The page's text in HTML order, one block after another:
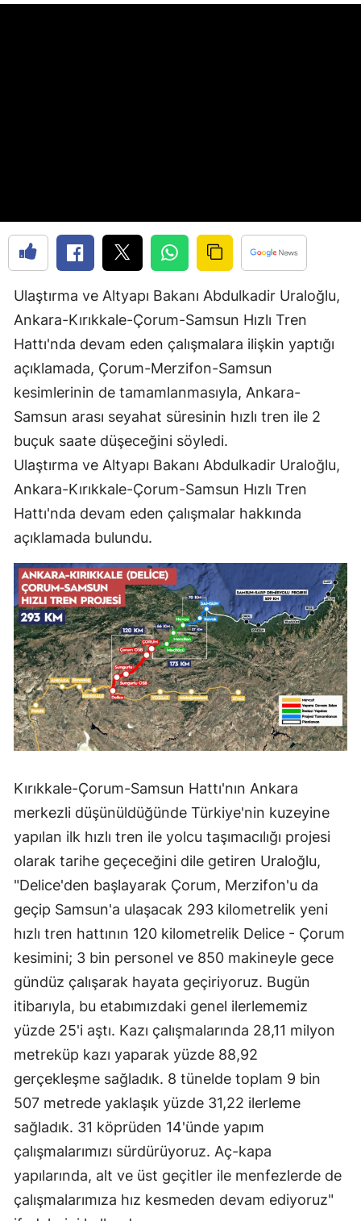
Erzincan
Erzurum
Eskişehir
Gaziantep
Giresun
Gümüşhane
Hakkari
Isparta
Mersin
İzmir
Kars
Kastamonu
Kayseri
Kırklareli
Kırşehir
Kocaeli
Konya
Malatya
Manisa
Kahramanmaraş
Mardin
Muğla
Muş
Nevşehir
Ordu
Rize
Ulaştırma ve Altyapı Bakanı Abdulkadir Uraloğlu,
Ankara-Kırıkkale-Çorum-Samsun Hızlı Tren
Hattı'nda devam eden çalışmalara ilişkin yaptığı
açıklamada, Çorum-Merzifon-Samsun
kesimlerinin de tamamlanmasıyla, Ankara-
Samsun arası seyahat süresinin hızlı tren ile 2
buçuk saate düşeceğini söyledi.
Ulaştırma ve Altyapı Bakanı Abdulkadir Uraloğlu,
Ankara-Kırıkkale-Çorum-Samsun Hızlı Tren
Hattı'nda devam eden çalışmalar hakkında
açıklamada bulundu.
Kırıkkale-Çorum-Samsun Hattı'nın Ankara
merkezli düşünüldüğünde Türkiye'nin kuzeyine
yapılan ilk hızlı tren ile yolcu taşımacılığı projesi
olarak tarihe geçeceğini dile getiren Uraloğlu,
"Delice'den başlayarak Çorum, Merzifon'u da
geçip Samsun'a ulaşacak 293 kilometrelik yeni
hızlı tren hattının 120 kilometrelik Delice - Çorum
kesimini; 3 bin personel ve 850 makineyle gece
gündüz çalışarak hayata geçiriyoruz. Bugün
itibarıyla, bu etabımızdaki genel ilerlememiz
yüzde 25'i aştı. Kazı çalışmalarında 28,11 milyon
metreküp kazı yaparak yüzde 88,92
gerçekleşme sağladık. 8 tünelde toplam 9 bin
507 metrede yaklaşık yüzde 31,22 ilerleme
sağladık. 31 köprüden 14'ünde yapım
çalışmalarımızı sürdürüyoruz. Aç-kapa
yapılarında, alt ve üst geçitler ile menfezlerde de
çalışmalarımıza hız kesmeden devam ediyoruz"